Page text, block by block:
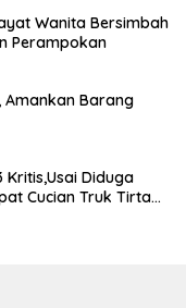
Wanita Bersimbah
Perampokan
Amankan Barang
Diduga
Cucian Truk Tirta